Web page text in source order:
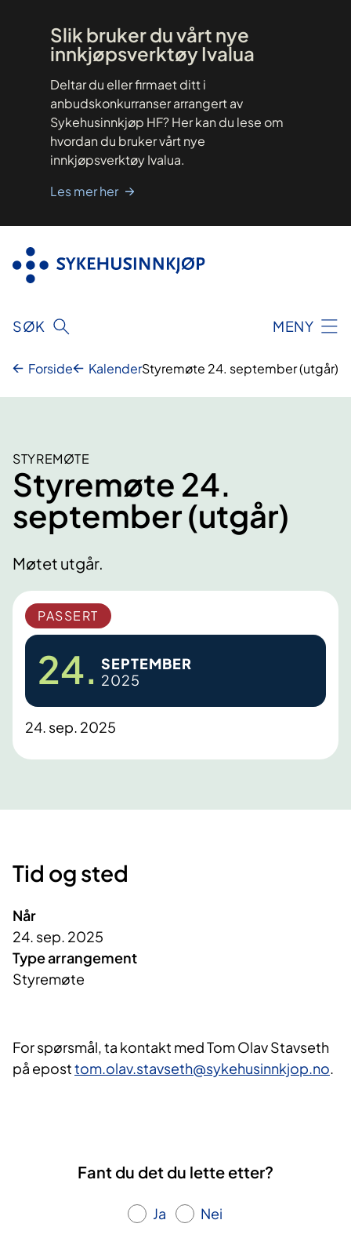
Slik bruker du vårt nye
innkjøpsverktøy Ivalua
Deltar du eller firmaet ditt i
anbudskonkurranser arrangert av
Sykehusinnkjøp HF? Her kan du lese om
hvordan du bruker vårt nye
innkjøpsverktøy Ivalua.
Les mer her
SØK MENY
Forside KalenderStyremøte 24. september (utgår)
STYREMØTE
Styremøte 24.
september (utgår)
Møtet utgår.
PASSERT
24. SEPTEMBER
2025
24. sep. 2025
Tid og sted
Når
24. sep. 2025
Type arrangement
Styremøte
For spørsmål, ta kontakt med Tom Olav Stavseth
på eposttom.olav.stavseth@sykehusinnkjop.no.
Fant du det du lette etter?
Ja Nei